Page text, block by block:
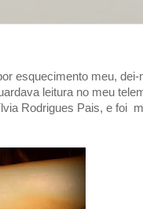
esquecimento meu, dei-
leitura no meu
Rodrigues Pais, e foi